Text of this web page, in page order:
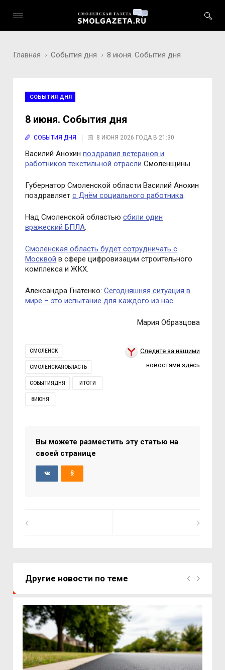
Главная События дня 8 июня. События дня
СОБЫТИЯ ДНЯ
8 июня. События дня
СОБЫТИЯ ДНЯ 8 ИЮНЯ 2026 ГОДА В 21:30
Василий Анохинпоздравил ветеранов и
работников текстильной отрасли Смоленщины.
Губернатор Смоленской области Василий Анохин
поздравляетс Днём социального работника.
Над Смоленской областьюсбили один
вражеский БПЛА.
Смоленская область будет сотрудничать с
Москвой в сфере цифровизации строительного
комплекса и ЖКХ.
Александра Гнатенко:Сегодняшняя ситуация в
мире – это испытание для каждого из нас.
Мария Образцова
СМОЛЕНСК
СМОЛЕНСКАЯОБЛАСТЬ
СОБЫТИЯДНЯ ИТОГИ
8ИЮНЯ
Следите за нашими
новостями здесь
Вы можете разместить эту статью на
своей странице
Другие новости по теме